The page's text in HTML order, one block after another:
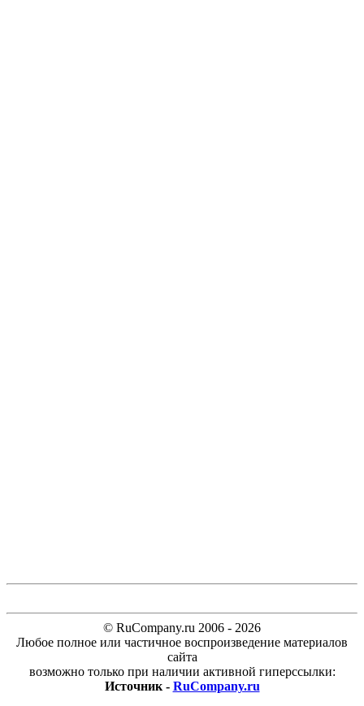
© RuCompany.ru 2006 - 2026
Любое полное или частичное воспроизведение материалов
сайта
возможно только при наличии активной гиперссылки:
Источник - RuCompany.ru